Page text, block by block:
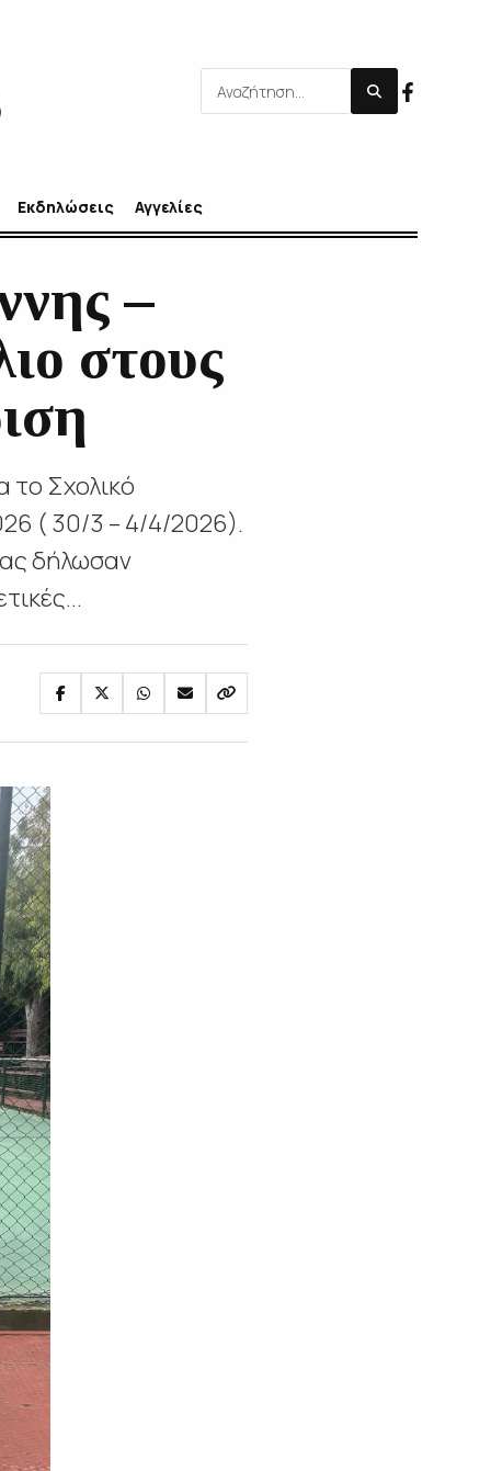
Εκδηλώσεις Αγγελίες
–
στους
το Σχολικό
( 30/3 – 4/4/2026).
δήλωσαν